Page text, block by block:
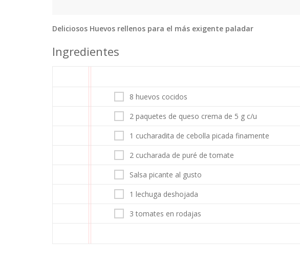
Deliciosos Huevos rellenos para el más exigente paladar
Ingredientes
8 huevos cocidos
2 paquetes de queso crema de 5 g c/u
1 cucharadita de cebolla picada finamente
2 cucharada de puré de tomate
Salsa picante al gusto
1 lechuga deshojada
3 tomates en rodajas